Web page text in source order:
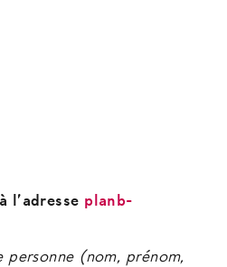
l’adresse planb-
personne (nom, prénom,